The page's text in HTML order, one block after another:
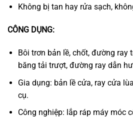
Không bị tan hay rửa sạch,
CÔNG DỤNG:
Bôi trơn bản lề, chốt, đường ray
băng tải trượt, đường ray dẫn
Gia dụng: bản lề cửa, ray cửa
cụ.
Công nghiệp: lắp ráp máy móc